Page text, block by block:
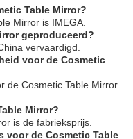
Table Mirror?
Mirror is IMEGA.
geproduceerd?
vervaardigd.
voor de Cosmetic
de Cosmetic Table Mirror
Mirror?
is de fabrieksprijs.
voor de Cosmetic Table